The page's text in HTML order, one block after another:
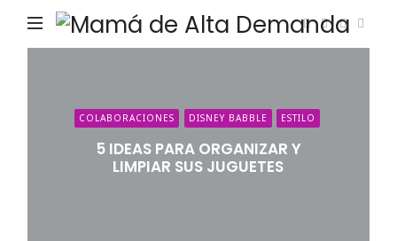
de
COLABORACIONES DISNEY BABBLE ESTILO
5 IDEAS PARA ORGANIZAR Y
LIMPIAR SUS JUGUETES